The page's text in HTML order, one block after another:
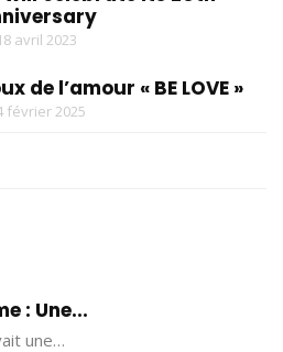
avril 2023
de l’amour « BE LOVE »
février 2025
: Une...
une…